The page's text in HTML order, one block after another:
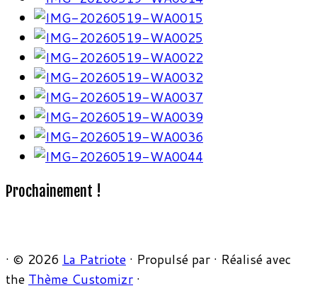
Prochainement !
· © 2026 La Patriote · Propulsé par · Réalisé avec
the Thème Customizr ·